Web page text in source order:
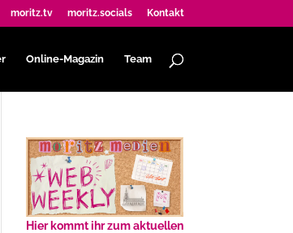
moritz.tv moritz.socials Kontakt
Online-Magazin Team
Hier kommt ihr zum aktuellen